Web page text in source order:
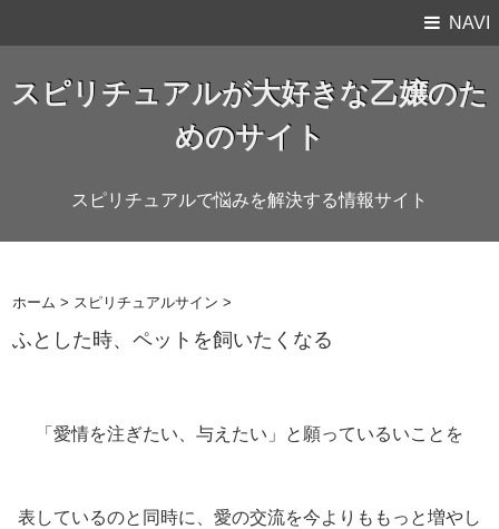
NAVI
スピリチュアルが大好きな乙嬢のた
めのサイト
スピリチュアルで悩みを解決する情報サイト
ホーム > スピリチュアルサイン >
ふとした時、ペットを飼いたくなる
「愛情を注ぎたい、与えたい」と願っているいことを
表しているのと同時に、愛の交流を今よりももっと増やし